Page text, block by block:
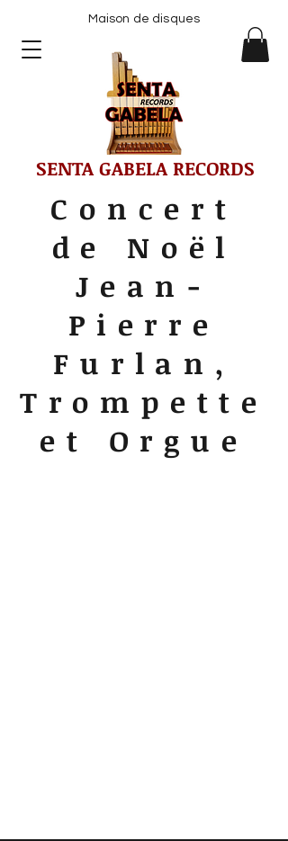
SENTA GABELA RECORDS
Maison de disques
Concert
de Noël
Jean-
Pierre
Furlan,
Trompette
et Orgue